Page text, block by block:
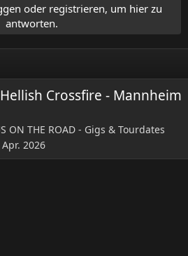
oder registrieren, um hier zu
antworten.
Crossfire - Mannheim
ON THE ROAD - Gigs & Tourdates
2026